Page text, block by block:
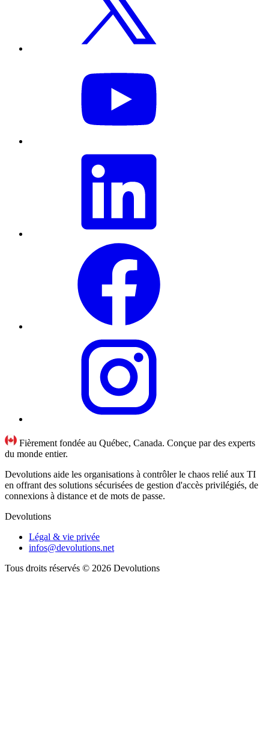
Fièrement fondée au Québec, Canada. Conçue par des experts
du monde entier.
Devolutions aide les organisations à contrôler le chaos relié aux TI
en offrant des solutions sécurisées de gestion d'accès privilégiés, de
connexions à distance et de mots de passe.
Devolutions
Légal & vie privée
infos@devolutions.net
Tous droits réservés © 2026 Devolutions